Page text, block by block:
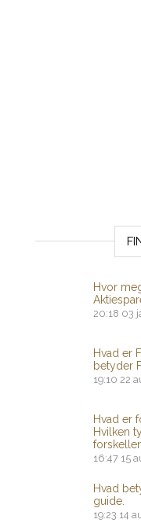
Hvor
20:18 03
Hvad er
betyder
19:10 22
Hvad er
Hvilken
16:47 15
Hvad
guide.
19:23 14